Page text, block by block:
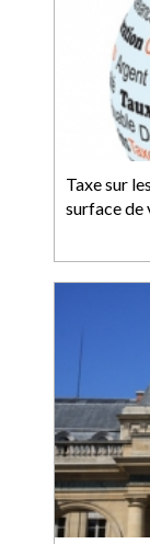
Taxe sur
surface de